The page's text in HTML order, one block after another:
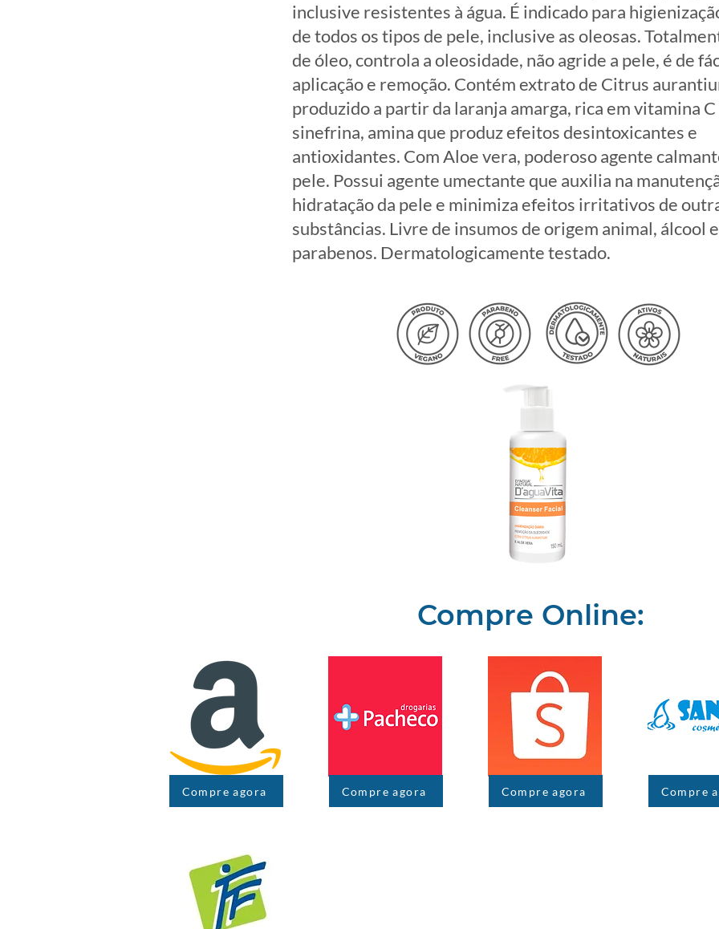
inclusive resistentes à água. É indicado para
de todos os tipos de pele, inclusive as oleosas.
de óleo, controla a oleosidade, não agride a pele, é de
aplicação e remoção. Contém extrato de Citrus
produzido a partir da laranja amarga, rica em vitamina C
sinefrina, amina que produz efeitos desintoxicantes e
antioxidantes. Com Aloe vera, poderoso agente
pele. Possui agente umectante que auxilia na
hidratação da pele e minimiza efeitos irritativos de
substâncias. Livre de insumos de origem animal, álcool e
parabenos. Dermatologicamente testado.
Compre Online:
Compre agora Compre agora Compre agora Compre